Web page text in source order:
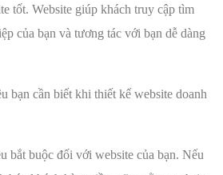
tốt. Website giúp khách truy cập tìm
của bạn và tương tác với bạn dễ dàng
bạn cần biết khi thiết kế website doanh
bắt buộc đối với website của bạn. Nếu